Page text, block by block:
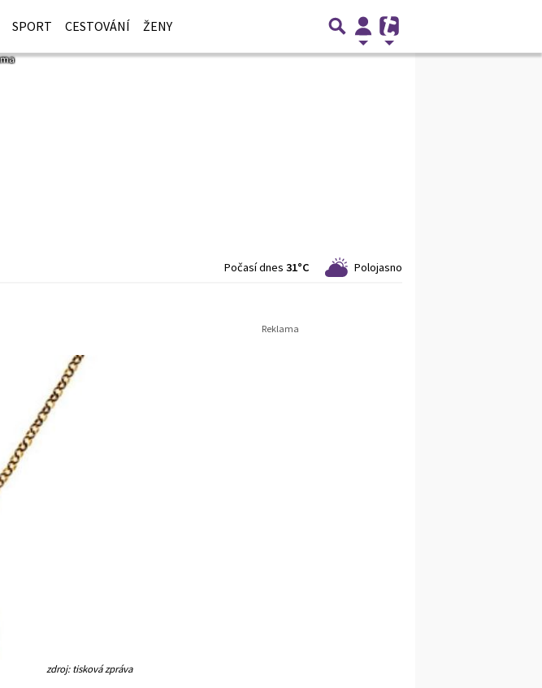
SPORT CESTOVÁNÍ ŽENY
Počasí dnes 31°C Polojasno
zdroj: tisková zpráva